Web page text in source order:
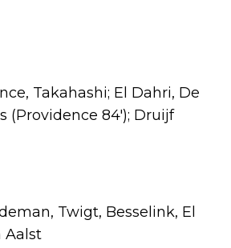
Takahashi; El Dahri, De
(Providence 84'); Druijf
Twigt, Besselink, El
Aalst